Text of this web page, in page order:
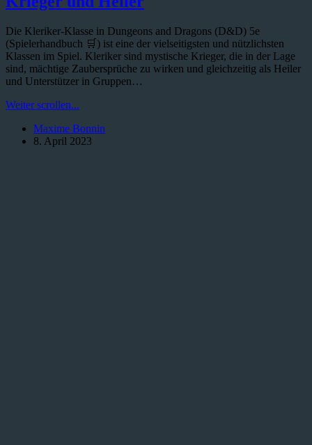
Die Kleriker-Klasse in Dungeons and Dragons (D&D) 5e
(Spielerhandbuch 🛒) ist eine der vielseitigsten und nützlichsten
Klassen im Spiel. Kleriker sind mystische Krieger, die in der Lage
sind, mächtige Zaubersprüche zu wirken und gleichzeitig als Heiler
und Unterstützer in Gruppen…
Weiter scrollen...
Klasse
in
Maxime Bonnin
8. April 2023